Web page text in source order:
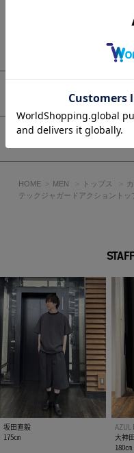
シャツや薄手のタートル
レイヤードスタイルもおす
軽やかな素材感で重ね着
BLKはスタイリングを引
かみのある雰囲気に。
KHAはミリタリーテイス
同素材のショーツ（
ョンショートパンツ）と
裏 地：なし
伸縮性：ややあり
光沢感：なし
■モデル身長185cm（L
※画像の商品はサンプル
異なる場合があります。
※画像の商品は光の照射
り、実物と色味が異なる場
※着用、お取り扱いの際は
アイテムサイズ
HOME MEN トップス
テックジャガードアクショントッ
坂田直毅
175㎝
AZUL
大神
180㎝